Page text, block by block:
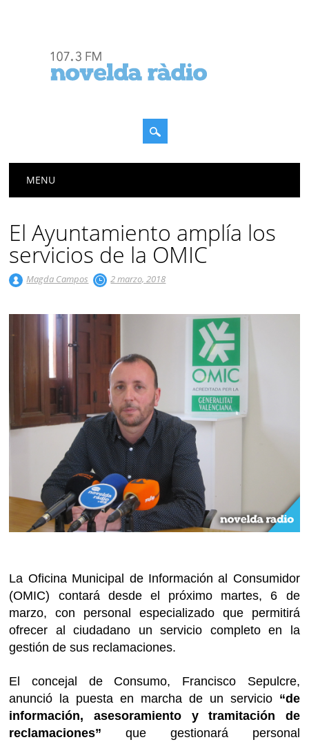
Menú principal
MENU
El Ayuntamiento amplía los
servicios de la OMIC
Magda Campos 2 marzo, 2018
La Oficina Municipal de Información al Consumidor
(OMIC) contará desde el próximo martes, 6 de
marzo, con personal especializado que permitirá
ofrecer al ciudadano un servicio completo en la
gestión de sus reclamaciones.
El concejal de Consumo, Francisco Sepulcre,
anunció la puesta en marcha de un servicio “de
información, asesoramiento y tramitación de
reclamaciones”que gestionará personal